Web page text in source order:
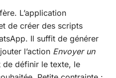
L’application
de créer des scripts
Il suffit de générer
l’action Envoyer un
définir le texte, le